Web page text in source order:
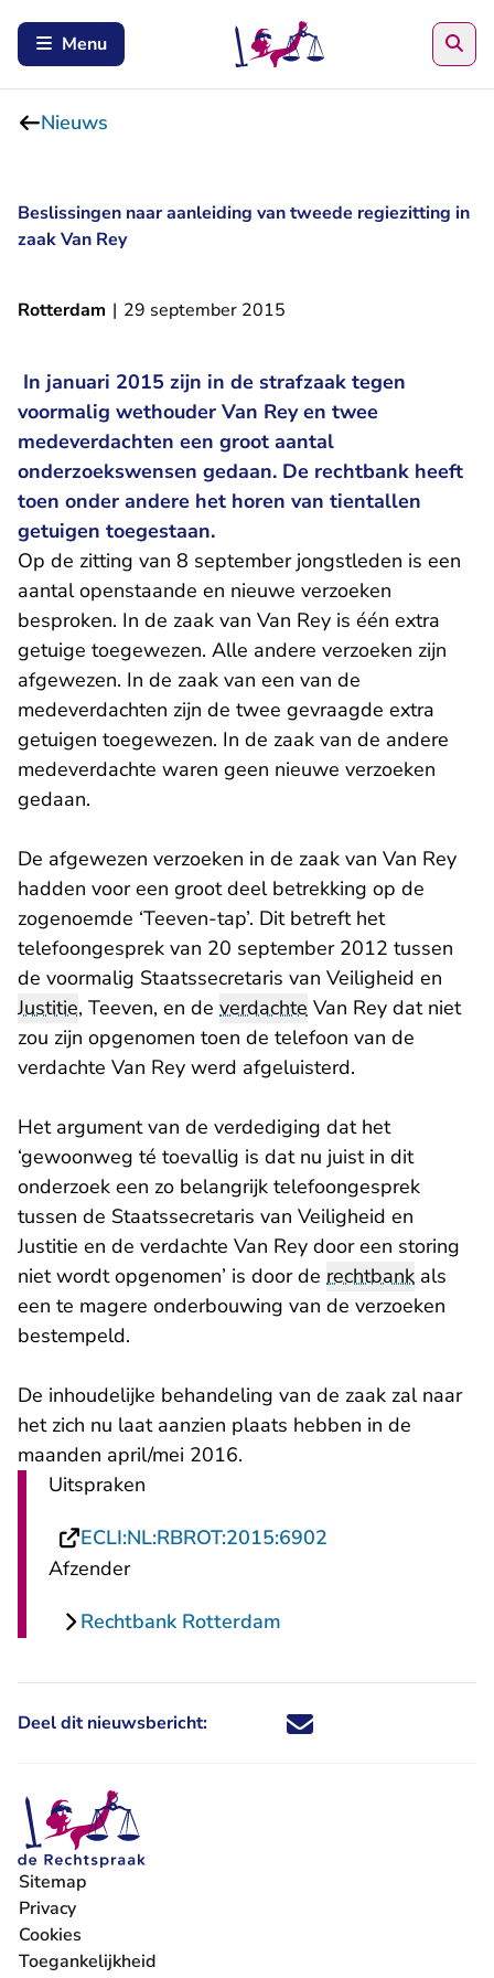
Menu
Nieuws
Beslissingen naar aanleiding van tweede regiezitting in
zaak Van Rey
Rotterdam | 29 september 2015
In januari 2015 zijn in de strafzaak tegen
voormalig wethouder Van Rey en twee
medeverdachten een groot aantal
onderzoekswensen gedaan. De rechtbank heeft
toen onder andere het horen van tientallen
getuigen toegestaan.
Op de zitting van 8 september jongstleden is een
aantal openstaande en nieuwe verzoeken
besproken. In de zaak van Van Rey is één extra
getuige toegewezen. Alle andere verzoeken zijn
afgewezen. In de zaak van een van de
medeverdachten zijn de twee gevraagde extra
getuigen toegewezen. In de zaak van de andere
medeverdachte waren geen nieuwe verzoeken
gedaan.
De afgewezen verzoeken in de zaak van Van Rey
hadden voor een groot deel betrekking op de
zogenoemde ‘Teeven-tap’. Dit betreft het
telefoongesprek van 20 september 2012 tussen
de voormalig Staatssecretaris van Veiligheid en
Justitie, Teeven, en de verdachte Van Rey dat niet
zou zijn opgenomen toen de telefoon van de
verdachte Van Rey werd afgeluisterd.
Het argument van de verdediging dat het
‘gewoonweg té toevallig is dat nu juist in dit
onderzoek een zo belangrijk telefoongesprek
tussen de Staatssecretaris van Veiligheid en
Justitie en de verdachte Van Rey door een storing
niet wordt opgenomen’ is door de rechtbank als
een te magere onderbouwing van de verzoeken
bestempeld.
De inhoudelijke behandeling van de zaak zal naar
het zich nu laat aanzien plaats hebben in de
maanden april/mei 2016.
Uitspraken
ECLI:NL:RBROT:2015:6902
Afzender
Rechtbank Rotterdam
Deel dit nieuwsbericht: Deel dit nieuwsbericht via X -
Deel dit nieuwsbericht via
Deel dit nieuwsbericht
Deel dit
Sitemap
Privacy
Cookies
Toegankelijkheid